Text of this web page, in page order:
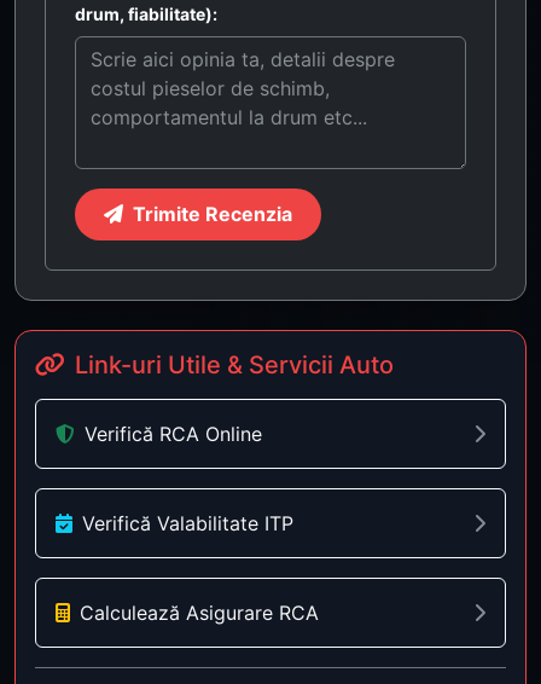
drum, fiabilitate):
Trimite Recenzia
Link-uri Utile & Servicii Auto
Verifică RCA Online
Verifică Valabilitate ITP
Calculează Asigurare RCA